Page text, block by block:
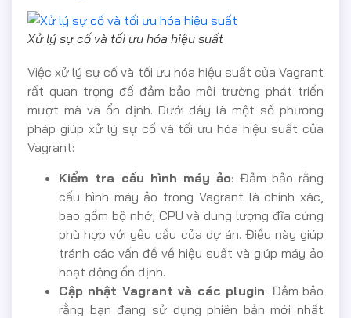
Xử lý sự cố và tối ưu hóa hiệu suất
Việc xử lý sự cố và tối ưu hóa hiệu suất của Vagrant
rất quan trọng để đảm bảo môi trường phát triển
mượt mà và ổn định. Dưới đây là một số phương
pháp giúp xử lý sự cố và tối ưu hóa hiệu suất của
Vagrant:
Kiểm tra cấu hình máy ảo: Đảm bảo rằng
cấu hình máy ảo trong Vagrant là chính xác,
bao gồm bộ nhớ, CPU và dung lượng đĩa cứng
phù hợp với yêu cầu của dự án. Điều này giúp
tránh các vấn đề về hiệu suất và giúp máy ảo
hoạt động ổn định.
Cập nhật Vagrant và các plugin: Đảm bảo
rằng bạn đang sử dụng phiên bản mới nhất